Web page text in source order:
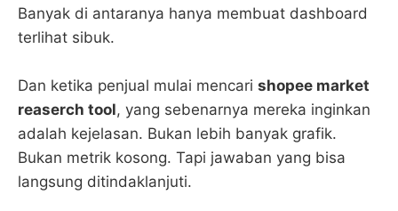
Banyak di antaranya hanya membuat dashboard
terlihat sibuk.
Dan ketika penjual mulai mencari shopee market
reaserch tool, yang sebenarnya mereka inginkan
adalah kejelasan. Bukan lebih banyak grafik.
Bukan metrik kosong. Tapi jawaban yang bisa
langsung ditindaklanjuti.